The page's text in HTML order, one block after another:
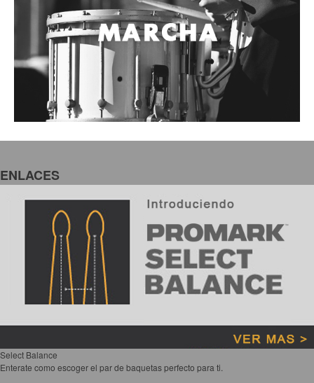
Laser
Strobos
Maquinas de humo y escenario
Controladores
Accesorios
Cables y Conectores
Micrófono
Parlante
Video y USB
Espigas y conectores
Accesorios
Otros Instrumentos de Cuerdas
Ukulele
Mandolina
ENLACES
Select Balance
Enterate como escoger el par de baquetas perfecto para ti.